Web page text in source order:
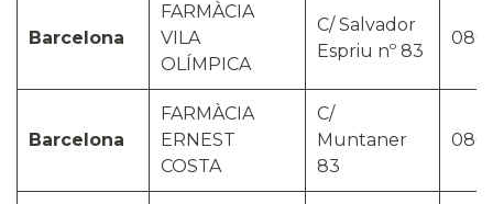
Barcelona
FARMÀCIA
VILA
OLÍMPICA
C/ Salvador
Espriu nº 83
Barcelona
FARMÀCIA
ERNEST
COSTA
C/
Muntaner
83